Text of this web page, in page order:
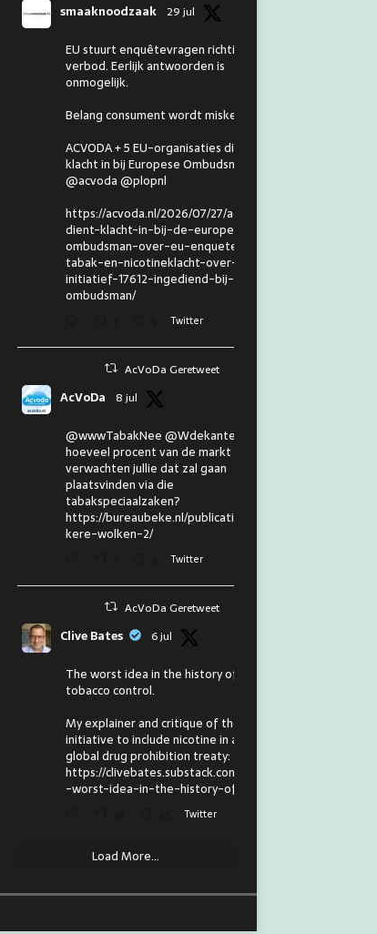
smaaknoodzaak 29 jul
EU stuurt enquêtevragen richting
verbod. Eerlijk antwoorden is
onmogelijk.
Belang consument wordt miskend.
ACVODA + 5 EU-organisaties dienen
klacht in bij Europese Ombudsman.
@acvoda @plopnl
https://acvoda.nl/2026/07/27/acvoda-
dient-klacht-in-bij-de-europese-
ombudsman-over-eu-enquete-
tabak-en-nicotineklacht-over-eu-
initiatief-17612-ingediend-bij-de-
ombudsman/
Twitter
AcVoDa Geretweet
AcVoDa 8 jul
@wwwTabakNee @Wdekanter En
hoeveel procent van de markt
verwachten jullie dat zal gaan
plaatsvinden via die
tabakspeciaalzaken?
https://bureaubeke.nl/publicaties/don
kere-wolken-2/
Twitter
AcVoDa Geretweet
Clive Bates 6 jul
The worst idea in the history of
tobacco control.
My explainer and critique of the
initiative to include nicotine in a
global drug prohibition treaty:
https://clivebates.substack.com/p/the
-worst-idea-in-the-history-of
Twitter
Load More...